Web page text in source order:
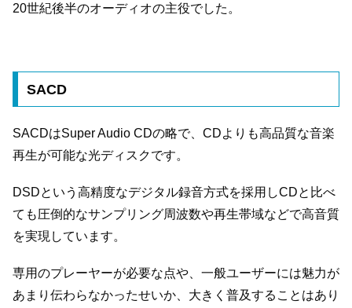
20世紀後半のオーディオの主役でした。
SACD
SACDはSuper Audio CDの略で、CDよりも高品質な音楽
再生が可能な光ディスクです。
DSDという高精度なデジタル録音方式を採用しCDと比べ
ても圧倒的なサンプリング周波数や再生帯域などで高音質
を実現しています。
専用のプレーヤーが必要な点や、一般ユーザーには魅力が
あまり伝わらなかったせいか、大きく普及することはあり